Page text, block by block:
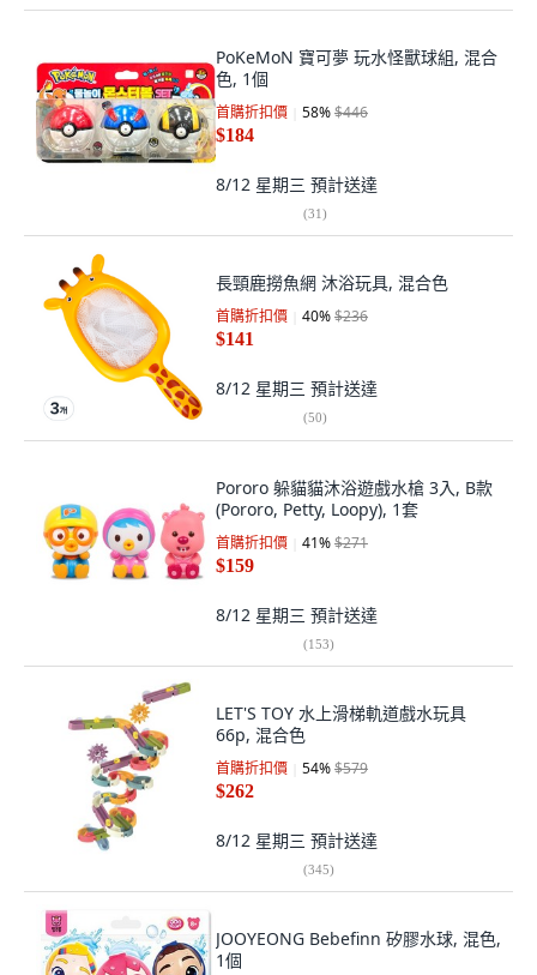
PoKeMoN 寶可夢 玩水怪獸球組, 混合
色, 1個
首購折扣價 58%$446
$184
8/12 星期三 預計送達
(31)
長頸鹿撈魚網 沐浴玩具, 混合色
首購折扣價 40%$236
$141
8/12 星期三 預計送達
(50)
Pororo 躲貓貓沐浴遊戲水槍 3入, B款
(Pororo, Petty, Loopy), 1套
首購折扣價 41%$271
$159
8/12 星期三 預計送達
(153)
LET'S TOY 水上滑梯軌道戲水玩具
66p, 混合色
首購折扣價 54%$579
$262
8/12 星期三 預計送達
(345)
JOOYEONG Bebefinn 矽膠水球, 混色,
1個